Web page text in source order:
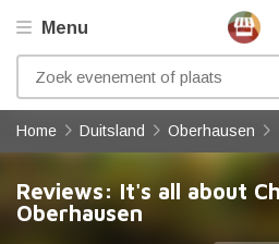
Menu
Home Duitsland Oberhausen
Reviews: It's all about
Oberhausen